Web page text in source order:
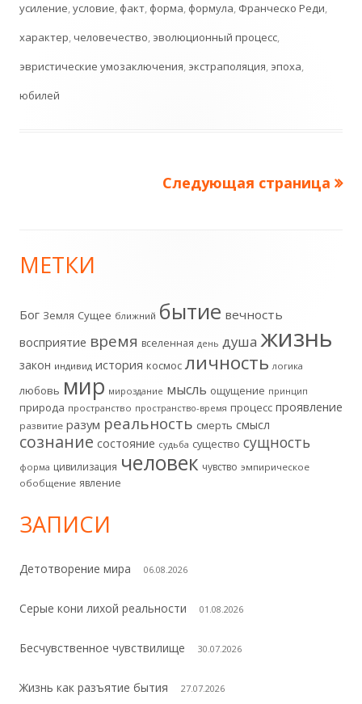
усиление,условие, факт, форма, формула, Франческо Реди,
характер,человечество, эволюционный процесс,
эвристические умозаключения, экстраполяция, эпоха,
юбилей
Следующая страница
Главная
колонка
МЕТКИ
Бог Земля Сущее ближний бытие вечность
восприятие время вселенная день душа жизнь
закон индивид история космос личность логика
любовь мир мироздание мысль ощущение принцип
природа пространство пространство-время процесс проявление
развитие разум реальность смерть смысл
сознание состояние судьба существо сущность
форма цивилизация человек чувство эмпирическое
обобщение явление
ЗАПИСИ
Детотворение мира 06.08.2026
Серые кони лихой реальности 01.08.2026
Бесчувственное чувствилище 30.07.2026
Жизнь как разъятие бытия 27.07.2026